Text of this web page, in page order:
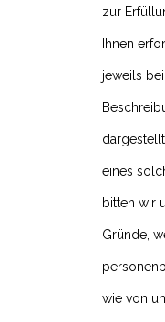
zur
Ihnen
jeweils
eines
bitten wir
Gründe,
wie von